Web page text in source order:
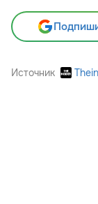
Источник